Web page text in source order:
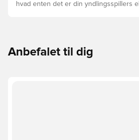
hvad enten det er din yndlingsspillers
Anbefalet til dig